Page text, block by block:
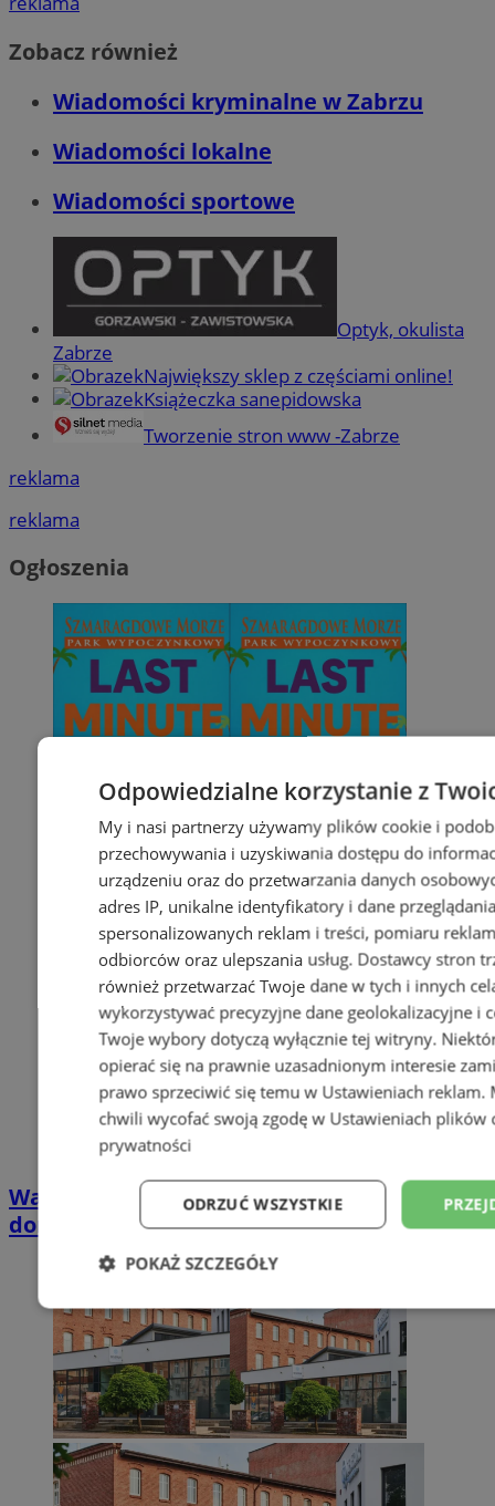
Zobacz również
Wiadomości kryminalne w Zabrzu
Wiadomości lokalne
Wiadomości sportowe
Optyk, okulista
Zabrze
Największy sklep z częściami online!
Książeczka sanepidowska
Tworzenie stron www -Zabrze
reklama
reklama
Ogłoszenia
Wakacyjny wypoczynek nad Bałtykiem w
domkach Szmaragdowe Morze
Odpowiedzialne korzystanie z
My i nasi partnerzy używamy plików cookie i
przechowywania i uzyskiwania dostępu do
urządzeniu oraz do przetwarzania danych
adres IP, unikalne identyfikatory i dane
spersonalizowanych reklam i treści, pomiaru
odbiorców oraz ulepszania usług. Dostawcy stron
również przetwarzać Twoje dane w tych i innych
wykorzystywać precyzyjne dane geolokalizacyjne i
Twoje wybory dotyczą wyłącznie tej witryny.
opierać się na prawnie uzasadnionym interesie
prawo sprzeciwić się temu w Ustawieniach reklam.
chwili wycofać swoją zgodę w Ustawieniach plików
prywatności
ODRZUĆ WSZYSTKIE
POKAŻ SZCZEGÓŁY
Niezbędne Wydajność
Niesklasyfikowane